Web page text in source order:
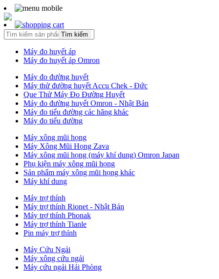
Tìm kiếm
Máy đo huyết áp
Máy đo huyết áp Omron
Máy đo đường huyết
Máy thử đường huyết Accu Chek - Đức
Que Thử Máy Đo Đường Huyết
Máy đo đường huyết Omron - Nhật Bản
Máy đo tiểu đường các hãng khác
Máy đo tiểu đường
Máy xông mũi họng
Máy Xông Mũi Họng Zava
Máy xông mũi họng (máy khí dung) Omron Japan
Phụ kiện máy xông mũi họng
Sản phẩm máy xông mũi họng khác
Máy khí dung
Máy trợ thính
Máy trợ thính Rionet - Nhật Bản
Máy trợ thính Phonak
Máy trợ thính Tianle
Pin máy trợ thính
Máy Cứu Ngải
Máy xông cứu ngải
Máy cứu ngải Hải Phòng